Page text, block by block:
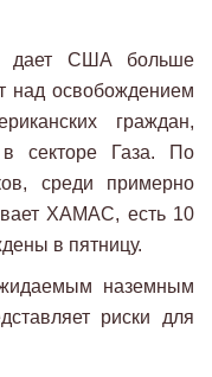
дает США больше
над освобождением
граждан,
секторе Газа. По
среди примерно
ХАМАС, есть 10
в пятницу.
наземным
риски для